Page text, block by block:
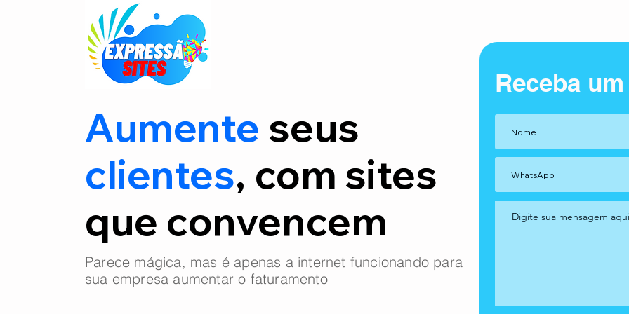
Aumente seus
clientes, com sites
que convencem
Parece mágica, mas é apenas a internet funcionando para
sua empresa aumentar o faturamento
Receba